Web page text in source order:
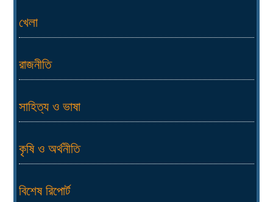
খেলা
রাজনীতি
সাহিত্য ও ভাষা
কৃষি ও অর্থনীতি
বিশেষ রিপোর্ট